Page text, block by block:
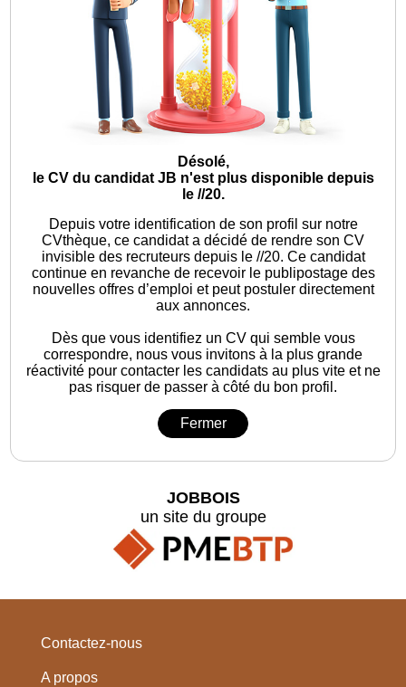
Désolé,
le CV du candidat JB n'est plus disponible depuis
le //20.
Depuis votre identification de son profil sur notre
CVthèque, ce candidat a décidé de rendre son CV
invisible des recruteurs depuis le //20. Ce candidat
continue en revanche de recevoir le publipostage des
nouvelles offres d’emploi et peut postuler directement
aux annonces.
Dès que vous identifiez un CV qui semble vous
correspondre, nous vous invitons à la plus grande
réactivité pour contacter les candidats au plus vite et ne
pas risquer de passer à côté du bon profil.
Fermer
JOBBOIS
un site du groupe
Contactez-nous
A propos